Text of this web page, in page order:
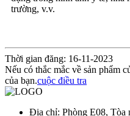
trường, v.v.
Thời gian đăng: 16-11-2023
Nếu có thắc mắc về sản phẩm
của bạn.cuộc điều tra
Địa chỉ: Phòng E08, Tòa